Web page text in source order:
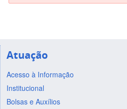
Atuação
Acesso à Informação
Institucional
Bolsas e Auxílios